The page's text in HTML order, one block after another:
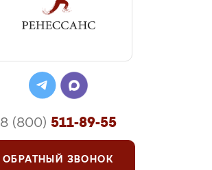
8 (800) 511-89-55
ОБРАТНЫЙ ЗВОНОК